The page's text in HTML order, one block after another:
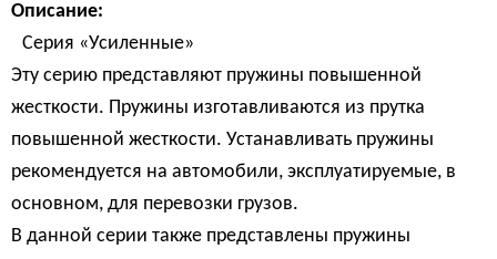
Описание:
Серия «Усиленные»
Эту серию представляют пружины повышенной
жесткости. Пружины изготавливаются из прутка
повышенной жесткости. Устанавливать пружины
рекомендуется на автомобили, эксплуатируемые, в
основном, для перевозки грузов.
В данной серии также представлены пружины